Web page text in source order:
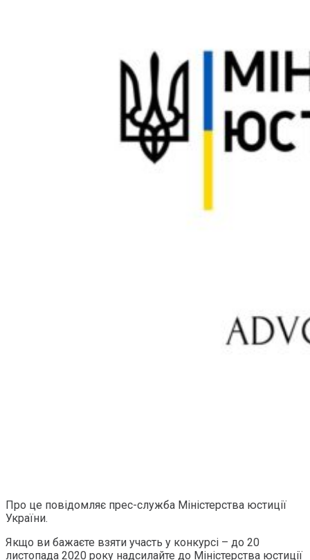
Про це повідомляє прес-служба Міністерства юстиції
України.
Якщо ви бажаєте взяти участь у конкурсі – до 20
листопада 2020 року надсилайте до Міністерства юстиції